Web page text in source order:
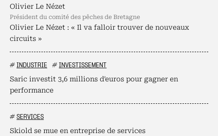
Olivier Le Nézet
président du comité des pêches de Bretagne
Olivier Le Nézet : « Il va falloir trouver de nouveaux
circuits »
# INDUSTRIE # INVESTISSEMENT
Saric investit 3,6 millions d'euros pour gagner en
performance
# SERVICES
Skiold se mue en entreprise de services